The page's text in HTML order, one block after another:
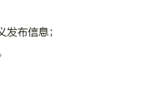
布信息；